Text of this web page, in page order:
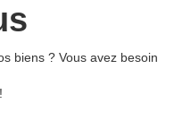
biens ? Vous avez besoin